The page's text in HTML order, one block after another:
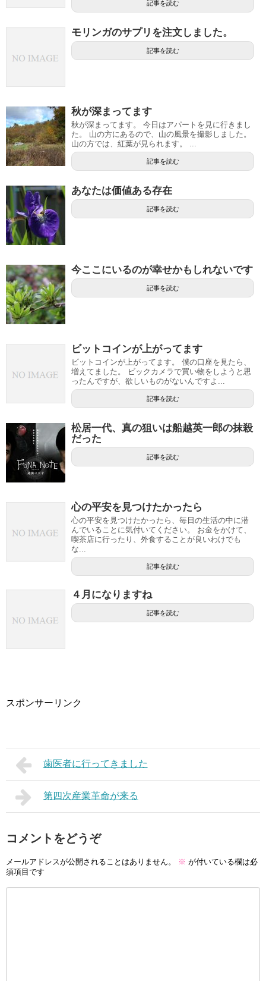
記事を読む
モリンガのサプリを注文しました。
記事を読む
秋が深まってます
秋が深まってます。 今日はアパートを見に行きまし
た。 山の方にあるので、山の風景を撮影しました。
山の方では、紅葉が見られます。 ...
記事を読む
あなたは価値ある存在
記事を読む
今ここにいるのが幸せかもしれないです
記事を読む
ビットコインが上がってます
ビットコインが上がってます。 僕の口座を見たら、
増えてました。 ビックカメラで買い物をしようと思
ったんですが、欲しいものがないんですよ...
記事を読む
松居一代、真の狙いは船越英一郎の抹殺
だった
記事を読む
心の平安を見つけたかったら
心の平安を見つけたかったら、毎日の生活の中に潜
んでいることに気付いてください。 お金をかけて、
喫茶店に行ったり、外食することが良いわけでも
な...
記事を読む
４月になりますね
記事を読む
スポンサーリンク
歯医者に行ってきました
第四次産業革命が来る
コメントをどうぞ
メールアドレスが公開されることはありません。 ※ が付いている欄は必
須項目です